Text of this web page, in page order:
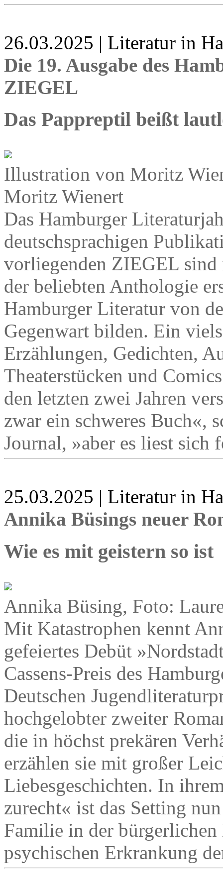
26.03.2025 | Literatur in
Die 19. Ausgabe des
ZIEGEL
Das Pappreptil beißt
Illustration von Moritz
Moritz Wienert
Das Hamburger
deutschsprachigen
vorliegenden ZIEGEL sind
der beliebten Anthologie
Hamburger Literatur von
Gegenwart bilden. Ein
Erzählungen, Gedichten,
Theaterstücken und
den letzten zwei Jahren
zwar ein schweres Buch«,
Journal, »aber es liest sich
25.03.2025 | Literatur in
Annika Büsings neuer
Wie es mit geistern so ist
Annika Büsing, Foto:
Mit Katastrophen kennt
gefeiertes Debüt
Cassens-Preis des
Deutschen
hochgelobter zweiter
die in höchst prekären
erzählen sie mit großer
Liebesgeschichten. In
zurecht« ist das Setting
Familie in der
psychischen Erkrankung